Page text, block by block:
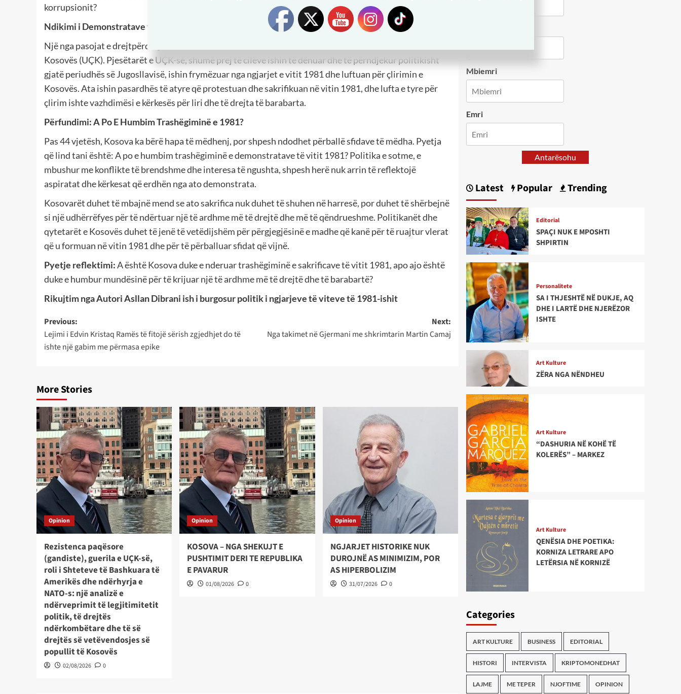
korrupsionit?
Ndikimi i Demonstratave të 1981 në Formimin e UÇK-së
Një nga pasojat e drejtpërdrejta të demonstratave të vitit 1981 ishte krijimi i Ushtrisë Çlirimtare të
Kosovës (UÇK). Pjesëtarët e UÇK-së, shumë prej të cilëve ishin të dënuar dhe të përndjekur politikisht
gjatë periudhës së Jugosllavisë, ishin frymëzuar nga ngjarjet e vitit 1981 dhe luftuan për çlirimin e
Kosovës. Ata ishin pasardhës të atyre që protestuan dhe sakrifikuan në vitin 1981, dhe lufta e tyre për
çlirim ishte vazhdimësi e kërkesës për liri dhe të drejta të barabarta.
Përfundimi: A Po E Humbim Trashëgiminë e 1981?
Pas 44 vjetësh, Kosova ka bërë hapa të mëdhenj, por shpesh ndodhet përballë sfidave të mëdha. Pyetja
që lind tani është: A po e humbim trashëgiminë e demonstratave të vitit 1981? Politika e sotme, e
mbushur me konflikte të brendshme dhe interesa të ngushta, shpesh herë nuk arrin të reflektojë
aspiratat dhe kërkesat që erdhën nga ato demonstrata.
Kosovarët duhet të mbajnë mend se ato sakrifica nuk duhet të shuhen në harresë, por duhet të shërbejnë
si një udhërrëfyes për të ndërtuar një të ardhme më të drejtë dhe më të qëndrueshme. Politikanët dhe
qytetarët e Kosovës duhet të jenë të vetëdijshëm për përgjegjësinë e madhe që kanë për të ruajtur vlerat
që u formuan në vitin 1981 dhe për të përballuar sfidat që vijnë.
Pyetje reflektimi:A është Kosova duke e nderuar trashëgiminë e sakrificave të vitit 1981, apo ajo është
duke e humbur mundësinë për të krijuar një të ardhme më të drejtë dhe të barabartë?
Rikujtim nga Autori Asllan Dibrani ish i burgosur politik i ngjarjeve të viteve të 1981-ishit
Post
navigation
Previous:
Lejimi i Edvin Kristaq Ramës të fitojë sërish zgjedhjet do të
ishte një gabim me përmasa epike
Next:
Nga takimet në Gjermani me shkrimtarin Martin Camaj
More Stories
Opinion
Rezistenca paqësore
(gandiste), guerila e UÇK-së,
roli i Shteteve të Bashkuara të
Amerikës dhe ndërhyrja e
NATO-s: një analizë e
ndërveprimit të legjitimitetit
politik, të drejtës
ndërkombëtare dhe të së
drejtës së vetëvendosjes së
popullit të Kosovës
02/08/2026 0
Opinion
KOSOVA – NGA SHEKUJT E
PUSHTIMIT DERI TE REPUBLIKA
E PAVARUR
01/08/2026 0
Opinion
NGJARJET HISTORIKE NUK
DUROJNË AS MINIMIZIM, POR
AS HIPERBOLIZIM
31/07/2026 0
Mbiemri
Emri
Antarësohu
Latest Popular Trending
Editorial
SPAÇI NUK E MPOSHTI
SHPIRTIN
Personalitete
SA I THJESHTË NË DUKJE, AQ
DHE I LARTË DHE NJERËZOR
ISHTE
Art Kulture
ZËRA NGA NËNDHEU
Art Kulture
“DASHURIA NË KOHË TË
KOLERËS” – MARKEZ
Art Kulture
QENËSIA DHE POETIKA:
KORNIZA LETRARE APO
LETËRSIA NË KORNIZË
Categories
ART KULTURE BUSINESS EDITORIAL
HISTORI INTERVISTA KRIPTOMONEDHAT
LAJME ME TEPER NJOFTIME OPINION